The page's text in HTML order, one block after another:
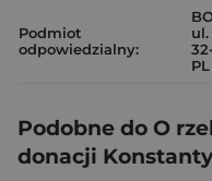
Podmiot
odpowiedzialny:
ul.
PL
Podobne do O
donacji